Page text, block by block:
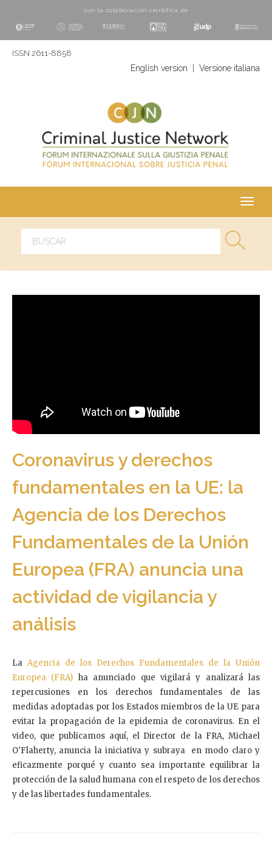
con la colaboración cientí­fica de
ISSN 2611-8858
English version Versione italiana
Coronavirus y derechos
fundamentales en la UE: la
Agencia de los Derechos
Fundamentales de la Unión
Europea (FRA) anuncia una
actividad de vigilancia y
análisis
La Agencia de los Derechos Fundamentales de la Unión
Europea (FRA) ha anunciado que vigilará y analizará las
repercusiones en los derechos fundamentales de las
medidas adoptadas por los Estados miembros de la UE para
evitar la propagación de la epidemia de coronavirus. En el
video, que publicamos aquí, el Director de la FRA, Michael
O'Flaherty, anuncia la iniciativa y subraya en modo claro y
eficazmente porqué y cuanto sea importante equilibrar la
protección de la salud humana con el respeto de los derechos
y de las libertades fundamentales.